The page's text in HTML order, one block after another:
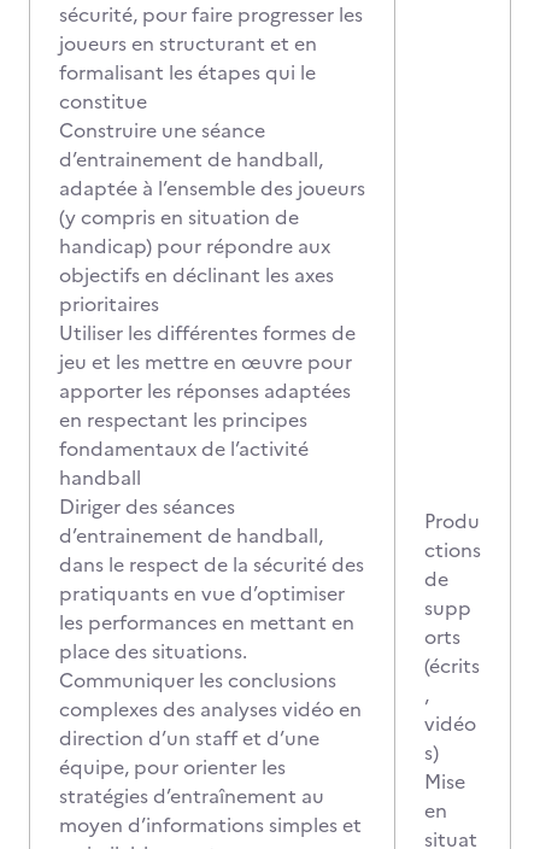
sécurité, pour faire progresser les
joueurs en structurant et en
formalisant les étapes qui le
constitue
Construire une séance
d’entrainement de handball,
adaptée à l’ensemble des joueurs
(y compris en situation de
handicap) pour répondre aux
objectifs en déclinant les axes
prioritaires
Utiliser les différentes formes de
jeu et les mettre en œuvre pour
apporter les réponses adaptées
en respectant les principes
fondamentaux de l’activité
handball
Diriger des séances
d’entrainement de handball,
dans le respect de la sécurité des
pratiquants en vue d’optimiser
les performances en mettant en
place des situations.
Communiquer les conclusions
complexes des analyses vidéo en
direction d’un staff et d’une
équipe, pour orienter les
stratégies d’entraînement au
moyen d’informations simples et
Produ
ctions
de
supp
orts
(écrits
,
vidéo
s)
Mise
en
situat